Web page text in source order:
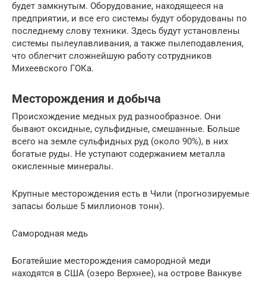
будет замкнутым. Оборудование, находящееся на
предприятии, и все его системы будут оборудованы по
последнему слову техники. Здесь будут установлены
системы пылеулавливания, а также пылеподавления,
что облегчит сложнейшую работу сотрудников
Михеевского ГОКа.
Месторождения и добыча
Происхождение медных руд разнообразное. Они
бывают оксидные, сульфидные, смешанные. Больше
всего на земле сульфидных руд (около 90%), в них
богатые руды. Не уступают содержанием металла
окисленные минералы.
Крупные месторождения есть в Чили (прогнозируемые
запасы больше 5 миллионов тонн).
Самородная медь
Богатейшие месторождения самородной меди
находятся в США (озеро Верхнее), на острове Ванкуве